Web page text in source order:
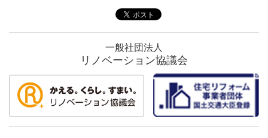
一般社団法人
リノベーション協議会